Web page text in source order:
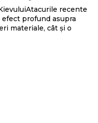
recente
profund asupra
materiale, cât și o